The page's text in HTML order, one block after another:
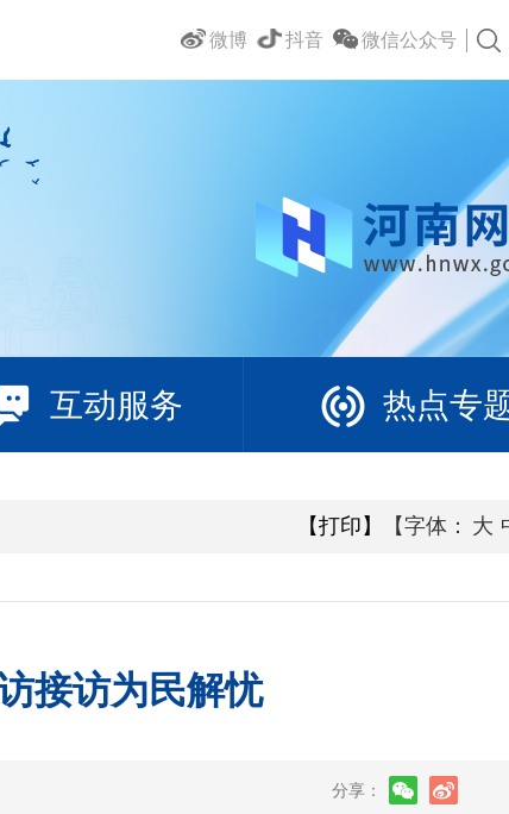
微信公众号
抖音
微博
互动服务 热点专
【打印】 【字体： 大
接访为民解忧
分享：